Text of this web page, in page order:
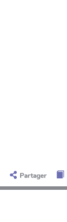
Partager